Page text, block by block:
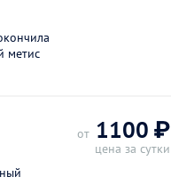
метис
от 1100 ₽
цена за сутки